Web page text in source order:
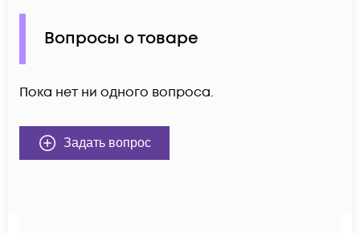
Вопросы о товаре
Пока нет ни одного вопроса.
Задать вопрос